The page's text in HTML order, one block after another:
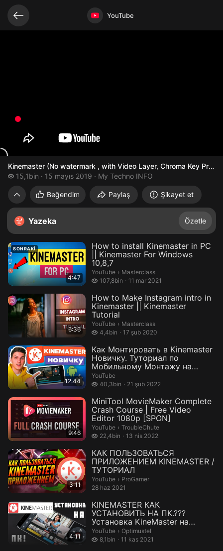
Video açık YouTube
Kinemaster (No watermark , with Video Layer, Chroma Key Pro
Kinemaster (No watermark , with Video
15,1bin
15,1 bin izleme15 mayıs 2019 My Techno INFO
Beğendim Paylaş Şikayet et
Yazeka Özetle
Bağlantılı videolar
SONRAKI
4:47
How to install Kinemaster in PC
|| Kinemaster For Windows
10,8,7
YouTube › Masterclass.
Masterclass
107,8bin
107,8 bin izleme11 mar 2021
6:36
How to Make Instagram intro in
Kinemaster || Kinemaster
Tutorial
YouTube › Masterclass.
Masterclass
4,4bin
4,4 bin izleme17 şub 2020
12:44
Как Монтировать в Kinemaster
Новичку. Туториал по
Мобильному Монтажу на
Android или i...
YouTube
40,3bin
40,3 bin izleme21 şub 2022
9:46
MiniTool MovieMaker Complete
Crash Course | Free Video
Editor 1080p [SPON]
YouTube › TroubleChute.
TroubleChute
22,4bin
22,4 bin izleme13 nis 2022
3:11
КАК ПОЛЬЗОВАТЬСЯ
ПРИЛОЖЕНИЕМ KINEMASTER /
ТУТОРИАЛ
YouTube › ProGamer.
ProGamer
28 haz 2021
4:11
KINEMASTER КАК
УСТАНОВИТЬ НА ПК.???
Установка KineMaster на
Компьютер!!!
YouTube › Optimustel.
Optimustel
8,1bin
8,1 bin izleme11 kas 2021